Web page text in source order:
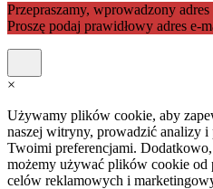
Przepraszamy, wprowadzony
Proszę podaj prawidłowy adres e-
×
Używamy plików cookie, aby
naszej witryny, prowadzić analizy i
Twoimi preferencjami.
możemy używać plików cookie od
celów reklamowych i